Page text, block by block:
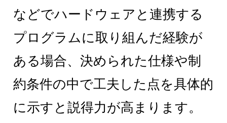
などでハードウェアと連携する
プログラムに取り組んだ経験が
ある場合、決められた仕様や制
約条件の中で工夫した点を具体的
に示すと説得力が高まります。